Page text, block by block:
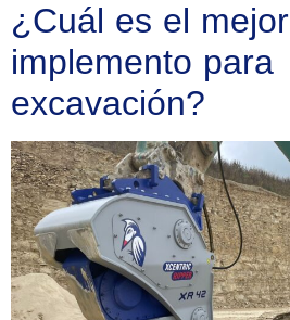
¿Cuál es el mejor
implemento para
excavación?